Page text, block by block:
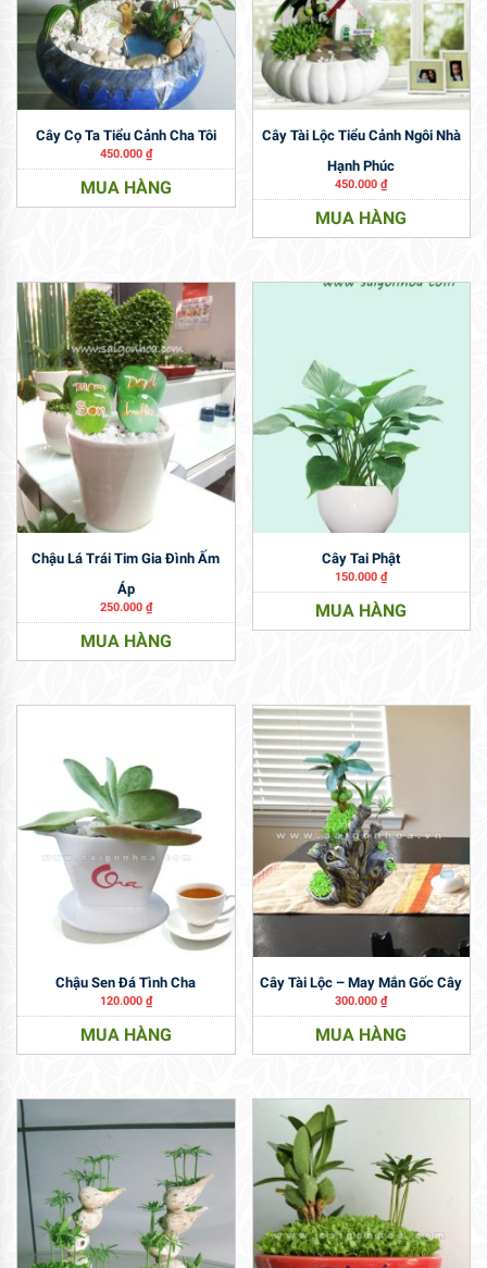
Cây Cọ Ta Tiểu Cảnh Cha Tôi
450.000 ₫
MUA HÀNG
Cây Tài Lộc Tiểu Cảnh Ngôi Nhà
Hạnh Phúc
450.000₫
MUA HÀNG
Chậu Lá Trái Tim Gia Đình Ấm
Áp
250.000 ₫
MUA HÀNG
Cây Tai Phật
150.000₫
MUA HÀNG
Chậu Sen Đá Tình Cha
120.000 ₫
MUA HÀNG
Cây Tài Lộc – May Mắn Gốc Cây
300.000₫
MUA HÀNG